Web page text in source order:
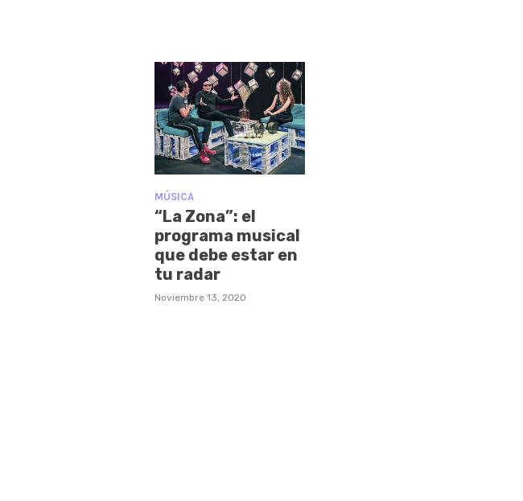
MÚSICA
“La Zona”: el
programa musical
que debe estar en
tu radar
Noviembre 13, 2020